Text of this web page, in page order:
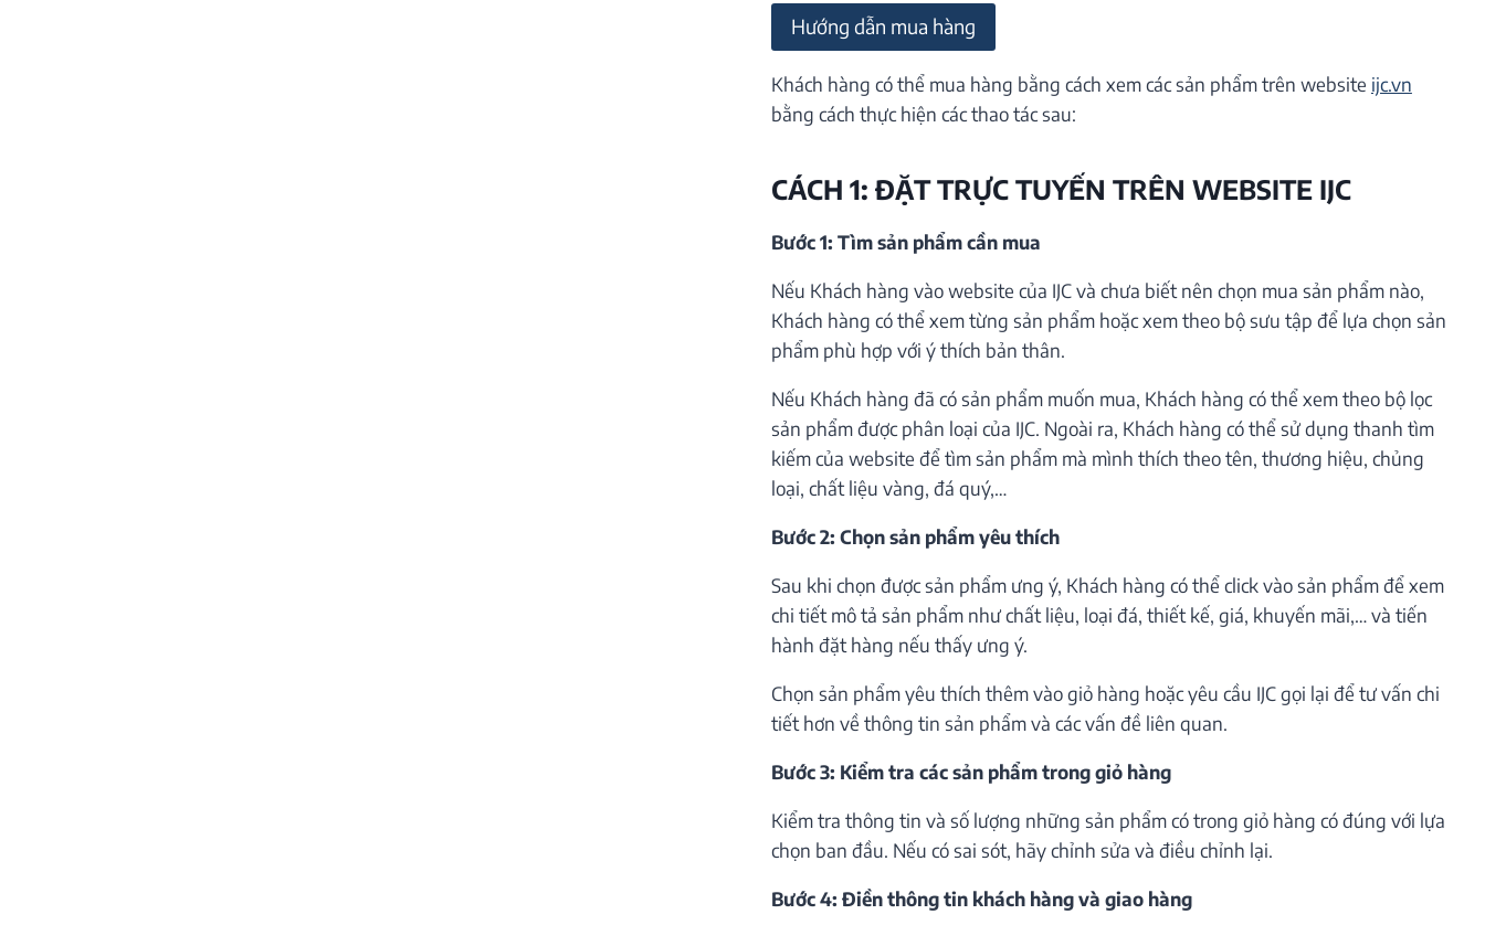
Hướng dẫn mua hàng
Khách hàng có thể mua hàng bằng cách xem các sản phẩm trên website ijc.vn
bằng cách thực hiện các thao tác sau:
CÁCH 1: ĐẶT TRỰC TUYẾN TRÊN WEBSITE IJC
Bước 1: Tìm sản phẩm cần mua
Nếu Khách hàng vào website của IJC và chưa biết nên chọn mua sản phẩm nào,
Khách hàng có thể xem từng sản phẩm hoặc xem theo bộ sưu tập để lựa chọn sản
phẩm phù hợp với ý thích bản thân.
Nếu Khách hàng đã có sản phẩm muốn mua, Khách hàng có thể xem theo bộ lọc
sản phẩm được phân loại của IJC. Ngoài ra, Khách hàng có thể sử dụng thanh tìm
kiếm của website để tìm sản phẩm mà mình thích theo tên, thương hiệu, chủng
loại, chất liệu vàng, đá quý,…
Bước 2: Chọn sản phẩm yêu thích
Sau khi chọn được sản phẩm ưng ý, Khách hàng có thể click vào sản phẩm để xem
chi tiết mô tả sản phẩm như chất liệu, loại đá, thiết kế, giá, khuyến mãi,… và tiến
hành đặt hàng nếu thấy ưng ý.
Chọn sản phẩm yêu thích thêm vào giỏ hàng hoặc yêu cầu IJC gọi lại để tư vấn chi
tiết hơn về thông tin sản phẩm và các vấn đề liên quan.
Bước 3: Kiểm tra các sản phẩm trong giỏ hàng
Kiểm tra thông tin và số lượng những sản phẩm có trong giỏ hàng có đúng với lựa
chọn ban đầu. Nếu có sai sót, hãy chỉnh sửa và điều chỉnh lại.
Bước 4: Điền thông tin khách hàng và giao hàng